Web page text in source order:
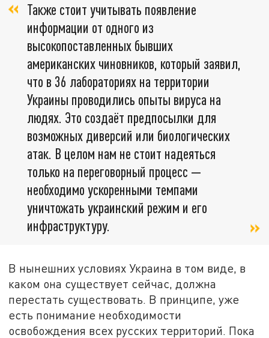
Также стоит учитывать появление
информации от одного из
высокопоставленных бывших
американских чиновников, который заявил,
что в 36 лабораториях на территории
Украины проводились опыты вируса на
людях. Это создаёт предпосылки для
возможных диверсий или биологических
атак. В целом нам не стоит надеяться
только на переговорный процесс —
необходимо ускоренными темпами
уничтожать украинский режим и его
инфраструктуру.
В нынешних условиях Украина в том виде, в
каком она существует сейчас, должна
перестать существовать. В принципе, уже
есть понимание необходимости
освобождения всех русских территорий. Пока